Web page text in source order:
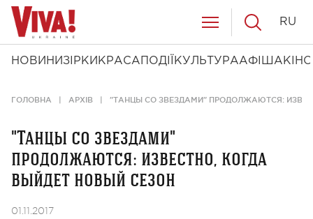
НОВИНИ ЗІРКИ КРАСА ПОДІЇ КУЛЬТУРААФІША КІНО
RU
ГОЛОВНА АРХІВ "ТАНЦЫ СО ЗВЕЗДАМИ" ПРОДОЛЖАЮТСЯ:
"Танцы со звездами"
продолжаются: известно, когда
выйдет новый сезон
01.11.2017